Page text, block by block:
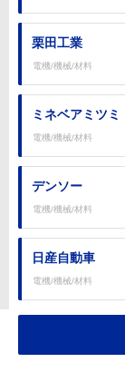
栗田工業
電機/機械/材料
ミネベアミツミ
電機/機械/材料
デンソー
電機/機械/材料
日産自動車
電機/機械/材料